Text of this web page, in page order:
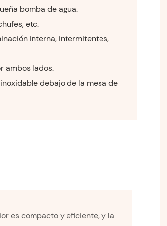
bomba de agua.
etc.
interna, intermitentes,
ambos lados.
debajo de la mesa de
es compacto y eficiente, y la